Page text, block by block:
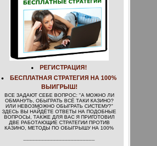
РЕГИСТРАЦИЯ!
БЕСПЛАТНАЯ СТРАТЕГИЯ НА 100%
ВЫИГРЫШ!
ВСЕ ЗАДАЮТ СЕБЕ ВОПРОС: "А МОЖНО ЛИ
ОБМАНУТЬ, ОБЫГРАТЬ ВСЁ ТАКИ КАЗИНО?
ИЛИ НЕВОЗМОЖНО ОБЫГРАТЬ СИСТЕМУ?"
ЗДЕСЬ ВЫ НАЙДЁТЕ ОТВЕТЫ НА ПОДОБНЫЕ
ВОПРОСЫ, ТАКЖЕ ДЛЯ ВАС Я ПРИГОТОВИЛ
ДВЕ РАБОТАЮЩИЕ СТРАТЕГИИ ПРОТИВ
КАЗИНО, МЕТОДЫ ПО ОБЫГРЫШУ НА 100%